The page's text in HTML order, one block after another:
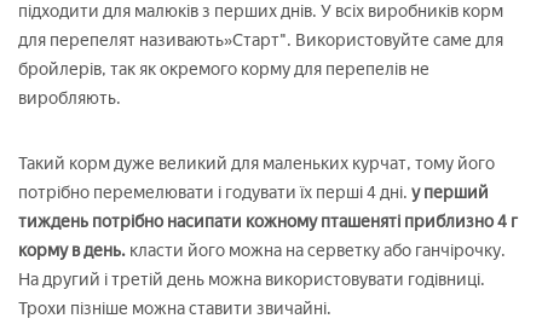
підходити для малюків з перших днів. У всіх виробників корм
для перепелят називають»Старт". Використовуйте саме для
бройлерів, так як окремого корму для перепелів не
виробляють.
Такий корм дуже великий для маленьких курчат, тому його
потрібно перемелювати і годувати їх перші 4 дні. у перший
тиждень потрібно насипати кожному пташеняті приблизно 4 г
корму в день. класти його можна на серветку або ганчірочку.
На другий і третій день можна використовувати годівниці.
Трохи пізніше можна ставити звичайні.